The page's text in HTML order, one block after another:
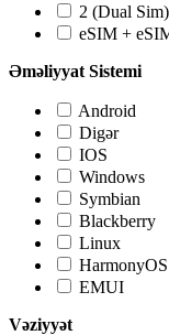
2 (Dual
eSIM +
Əməliyyat Sistemi
Android
Digər
IOS
Windows
Symbian
Blackberry
Linux
HarmonyOS
EMUI
Vəziyyət